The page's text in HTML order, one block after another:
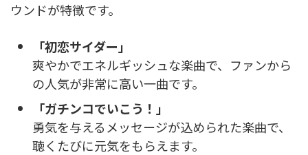
ウンドが特徴です。
「初恋サイダー」
爽やかでエネルギッシュな楽曲で、ファンから
の人気が非常に高い一曲です。
「ガチンコでいこう！」
勇気を与えるメッセージが込められた楽曲で、
聴くたびに元気をもらえます。